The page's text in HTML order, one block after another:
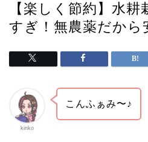
【楽しく節約】水
すぎ！無農薬だから
kinko
こんふぁみ〜♪